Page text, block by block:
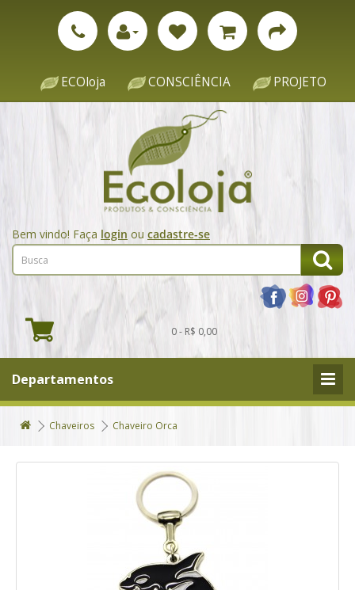
ECOloja CONSCIÊNCIA PROJETO
Bem vindo! Faça login ou cadastre-se
0 - R$ 0,00
Departamentos
Chaveiros Chaveiro Orca